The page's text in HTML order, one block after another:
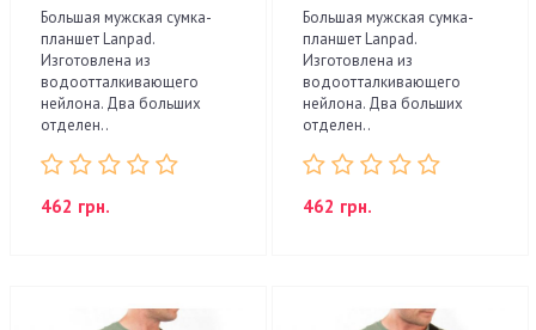
Большая мужская сумка-
планшет Lanpad.
Изготовлена из
водоотталкивающего
нейлона. Два больших
отделен..
462 грн.
Большая мужская сумка-
планшет Lanpad.
Изготовлена из
водоотталкивающего
нейлона. Два больших
отделен..
462 грн.